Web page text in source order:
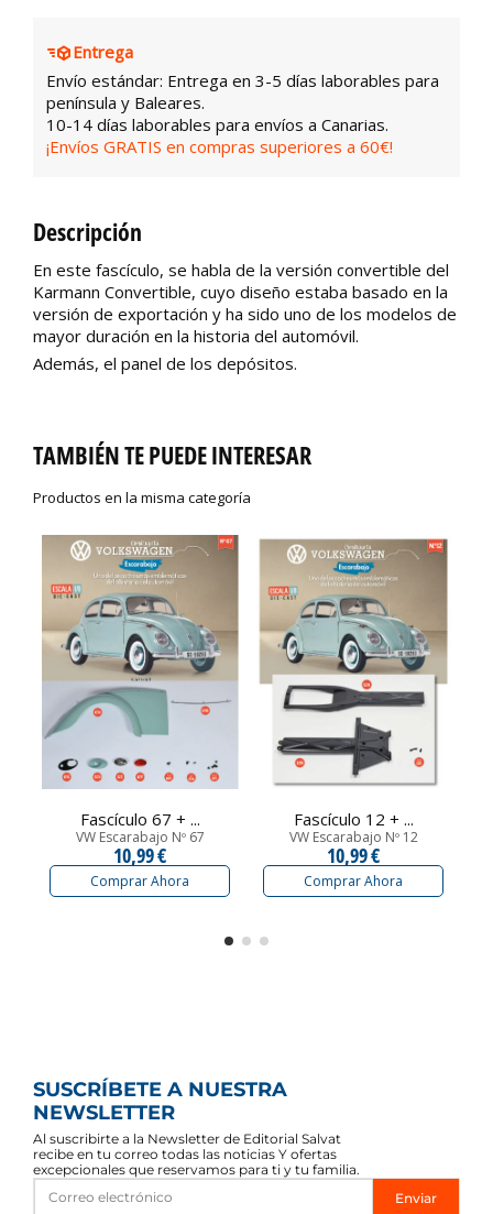
Entrega
Envío estándar: Entrega en 3-5 días laborables para
península y Baleares.
10-14 días laborables para envíos a Canarias.
¡Envíos GRATIS en compras superiores a 60€!
Descripción
En este fascículo, se habla de la versión convertible del
Karmann Convertible, cuyo diseño estaba basado en la
versión de exportación y ha sido uno de los modelos de
mayor duración en la historia del automóvil.
Además, el panel de los depósitos.
TAMBIÉN TE PUEDE INTERESAR
Productos en la misma categoría
Fascículo 67 + ...
VW Escarabajo Nº 67
10,99 €
Comprar Ahora
Fascículo 12 + ...
VW Escarabajo Nº 12
10,99 €
Comprar Ahora
SUSCRÍBETE A NUESTRA
NEWSLETTER
Al suscribirte a la Newsletter de Editorial Salvat
recibe en tu correo todas las noticias Y ofertas
excepcionales que reservamos para ti y tu familia.
Enviar